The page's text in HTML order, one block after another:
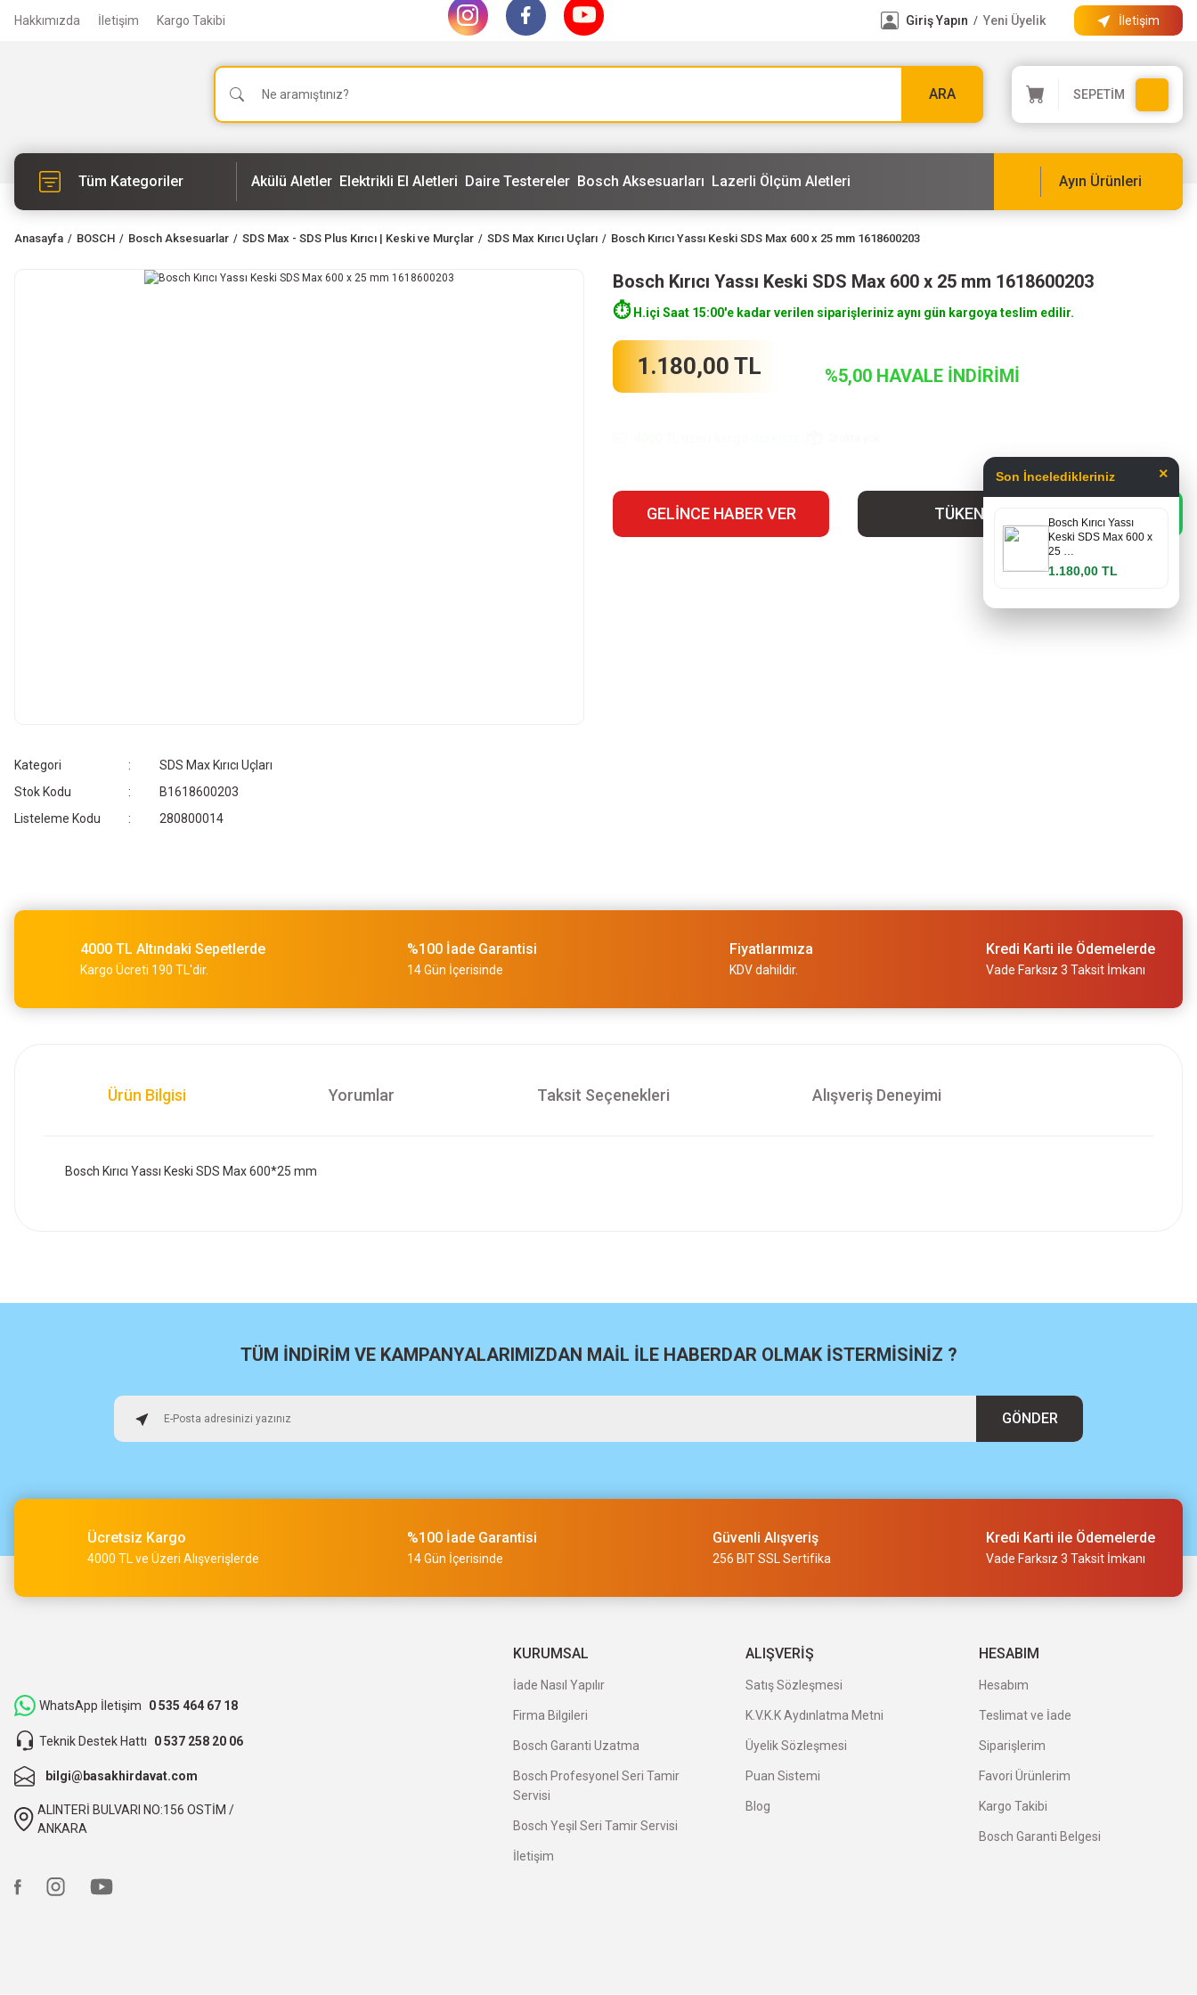
Hakkımızda İletişim Kargo Takibi Giriş Yapın / Yeni Üyelik İletişim
ARA SEPETİM
Tüm Kategoriler Akülü Aletler Elektrikli El Aletleri Daire Testereler Bosch Aksesuarları Lazerli Ölçüm Aletleri Ayın Ürünleri
Anasayfa BOSCH Bosch Aksesuarlar SDS Max - SDS Plus Kırıcı | Keski ve Murçlar SDS Max Kırıcı Uçları Bosch Kırıcı Yassı Keski SDS Max 600 x 25 mm 1618600203
Kategori
SDS Max Kırıcı Uçları
Stok Kodu
B1618600203
Listeleme Kodu
280800014
Bosch Kırıcı Yassı Keski SDS Max 600 x 25 mm 1618600203
⏱️H.içi Saat 15:00'e kadar verilen siparişleriniz aynı gün kargoya teslim edilir.
1.180,00 TL %5,00 HAVALE İNDİRİMİ
GELINCE HABER VER TÜKENDİ
4000 TL Altındaki Sepetlerde
Kargo Ücreti 190 TL'dir.
%100 İade Garantisi
14 Gün İçerisinde
Fiyatlarımıza
KDV dahildir.
Kredi Karti ile Ödemelerde
Vade Farksız 3 Taksit İmkanı
Ürün Bilgisi Yorumlar Taksit Seçenekleri Alışveriş Deneyimi
Bosch Kırıcı Yassı Keski SDS Max 600*25 mm
Osman Alper | 15/05/2026
Müşteri iletişimi kusursuz birde ürün siparişini veriyoruz teslimi 24 saat sürmüyor
ilgili satıcı,güzel paketleme,hızlı kargolama. sıkıntısız bir alışveriş oldu.
O... B... | 07/03/2026
bunca zaman kendimize eziyet etmişiz aslında.
TÜM İNDİRİM VE KAMPANYALARIMIZDAN MAİL İLE HABERDAR OLMAK İSTERMİSİNİZ ?
GÖNDER
Ücretsiz Kargo
4000 TL ve Üzeri Alışverişlerde
%100 İade Garantisi
14 Gün İçerisinde
Güvenli Alışveriş
256 BIT SSL Sertifika
Kredi Karti ile Ödemelerde
Vade Farksız 3 Taksit İmkanı
WhatsApp İletişim 0 535 464 67 18
Teknik Destek Hattı 0 537 258 20 06
bilgi@basakhirdavat.com
ALINTERİ BULVARI NO:156 OSTİM /
ANKARA
KURUMSAL
İade Nasıl Yapılır
Firma Bilgileri
Bosch Garanti Uzatma
Bosch Profesyonel Seri Tamir
Servisi
Bosch Yeşil Seri Tamir Servisi
İletişim
ALIŞVERİŞ
Satış Sözleşmesi
K.V.K.K Aydınlatma Metni
Üyelik Sözleşmesi
Puan Sistemi
Blog
HESABIM
Hesabım
Teslimat ve İade
Siparişlerim
Favori Ürünlerim
Kargo Takibi
Bosch Garanti Belgesi
Son İnceledikleriniz ×
Bosch Kırıcı Yassı
Keski SDS Max 600 x
25 …
1.180,00 TL